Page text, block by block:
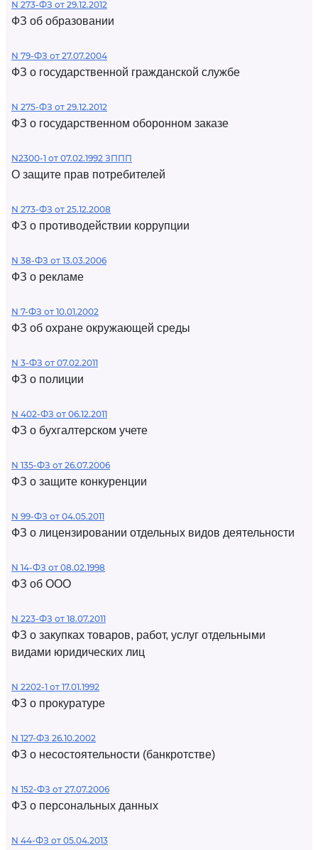
N 273-ФЗ от 29.12.2012
ФЗ об образовании
N 79-ФЗ от 27.07.2004
ФЗ о государственной гражданской службе
N 275-ФЗ от 29.12.2012
ФЗ о государственном оборонном заказе
N2300-1 от 07.02.1992 ЗППП
О защите прав потребителей
N 273-ФЗ от 25.12.2008
ФЗ о противодействии коррупции
N 38-ФЗ от 13.03.2006
ФЗ о рекламе
N 7-ФЗ от 10.01.2002
ФЗ об охране окружающей среды
N 3-ФЗ от 07.02.2011
ФЗ о полиции
N 402-ФЗ от 06.12.2011
ФЗ о бухгалтерском учете
N 135-ФЗ от 26.07.2006
ФЗ о защите конкуренции
N 99-ФЗ от 04.05.2011
ФЗ о лицензировании отдельных видов деятельности
N 14-ФЗ от 08.02.1998
ФЗ об ООО
N 223-ФЗ от 18.07.2011
ФЗ о закупках товаров, работ, услуг отдельными
видами юридических лиц
N 2202-1 от 17.01.1992
ФЗ о прокуратуре
N 127-ФЗ 26.10.2002
ФЗ о несостоятельности (банкротстве)
N 152-ФЗ от 27.07.2006
ФЗ о персональных данных
N 44-ФЗ от 05.04.2013